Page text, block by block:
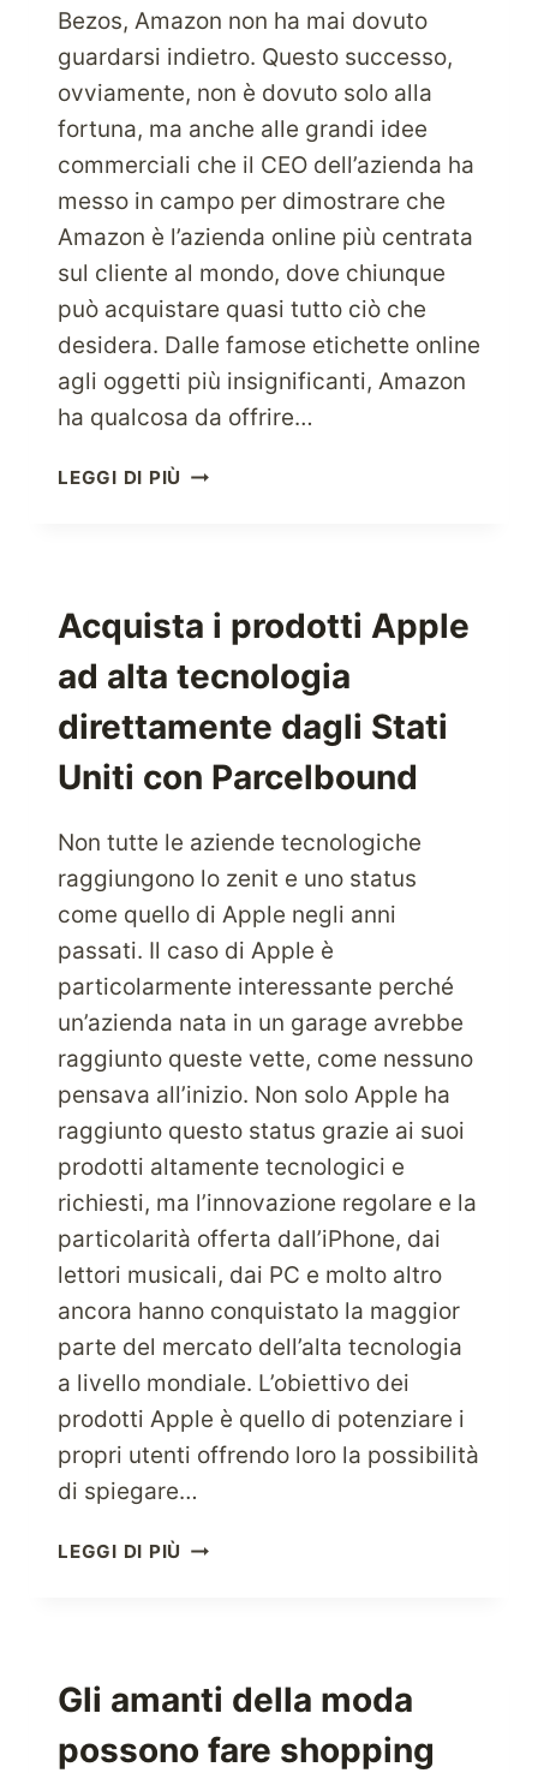
Bezos, Amazon non ha mai dovuto
guardarsi indietro. Questo successo,
ovviamente, non è dovuto solo alla
fortuna, ma anche alle grandi idee
commerciali che il CEO dell’azienda ha
messo in campo per dimostrare che
Amazon è l’azienda online più centrata
sul cliente al mondo, dove chiunque
può acquistare quasi tutto ciò che
desidera. Dalle famose etichette online
agli oggetti più insignificanti, Amazon
ha qualcosa da offrire…
LEGGI DI PIÙ PROVA
NEGOZIO
ONLINE
PIÙ
INCENTRATO
SUL
CLIENTE,
AMAZON.COM,
SPEDISCI
I
PRODOTTI
BASSO
COSTO
CON
PARCELBOUND.
Acquista i prodotti Apple
ad alta tecnologia
direttamente dagli Stati
Uniti con Parcelbound
Non tutte le aziende tecnologiche
raggiungono lo zenit e uno status
come quello di Apple negli anni
passati. Il caso di Apple è
particolarmente interessante perché
un’azienda nata in un garage avrebbe
raggiunto queste vette, come nessuno
pensava all’inizio. Non solo Apple ha
raggiunto questo status grazie ai suoi
prodotti altamente tecnologici e
richiesti, ma l’innovazione regolare e la
particolarità offerta dall’iPhone, dai
lettori musicali, dai PC e molto altro
ancora hanno conquistato la maggior
parte del mercato dell’alta tecnologia
a livello mondiale. L’obiettivo dei
prodotti Apple è quello di potenziare i
propri utenti offrendo loro la possibilità
di spiegare…
LEGGI DI PIÙ ACQUISTA
ALTA
TECNOLOGIA
DIRETTAMENTE
Gli amanti della moda
possono fare shopping